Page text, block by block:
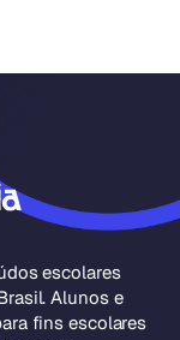
escolares
Alunos e
fins escolares